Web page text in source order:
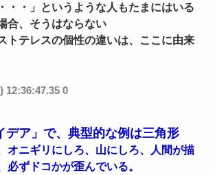
・・」というような人もたまにはいる
合、そうはならない
トテレスの個性の違いは、ここに由来
12:36:47.35 0
デア」で、典型的な例は三角形
オニギリにしろ、山にしろ、人間が描
必ずドコかが歪んでいる。